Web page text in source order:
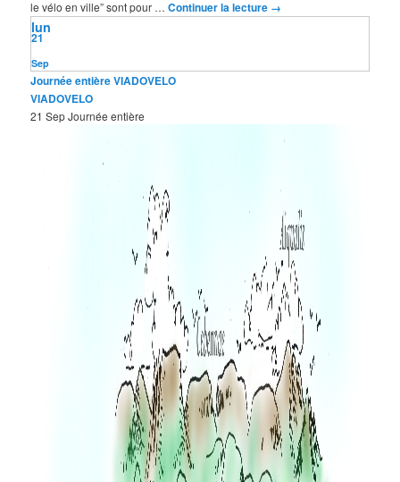
le vélo en ville” sont pour …Continuer la lecture →
Sep
21
lun
Journée entièreVIADOVELO
VIADOVELO
21 SepJournée entière